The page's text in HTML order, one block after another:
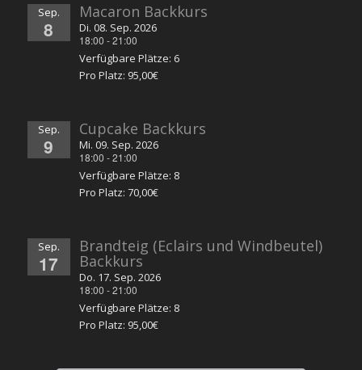
Sep.
8
Macaron Backkurs
Di. 08. Sep. 2026
18:00 -21:00
Verfügbare Plätze: 6
Pro Platz: 95,00€
Sep.
9
Cupcake Backkurs
Mi. 09. Sep. 2026
18:00 -21:00
Verfügbare Plätze: 8
Pro Platz: 70,00€
Sep.
17
Brandteig (Eclairs und Windbeutel)
Backkurs
Do. 17. Sep. 2026
18:00 -21:00
Verfügbare Plätze: 8
Pro Platz: 95,00€